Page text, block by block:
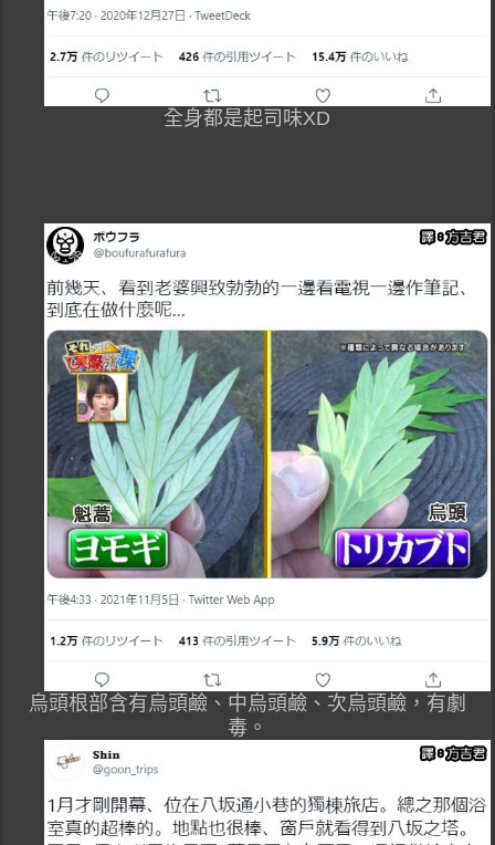
全身都是起司味XD
烏頭根部含有烏頭鹼、中烏頭鹼、次烏頭鹼，有劇
毒。